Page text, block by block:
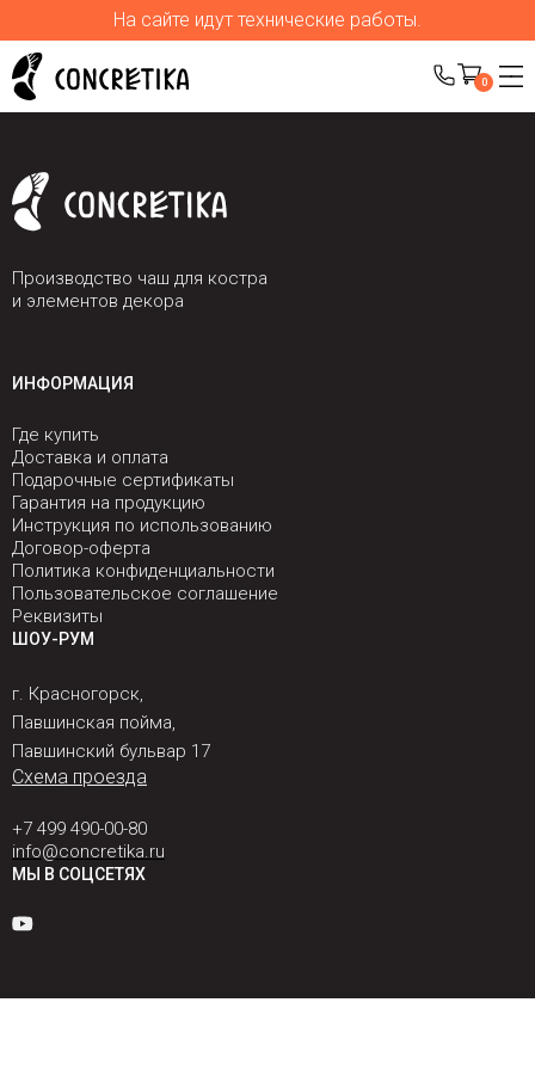
На сайте идут технические работы.
0
Производство чаш для костра
и элементов декора
ИНФОРМАЦИЯ
Где купить
Доставка и оплата
Подарочные сертификаты
Гарантия на продукцию
Инструкция по использованию
Договор-оферта
Политика конфиденциальности
Пользовательское соглашение
Реквизиты
ШОУ-РУМ
г. Красногорск,
Павшинская пойма,
Павшинский бульвар 17
Схема проезда
+7 499 490-00-80
info@concretika.ru
МЫ В СОЦСЕТЯХ